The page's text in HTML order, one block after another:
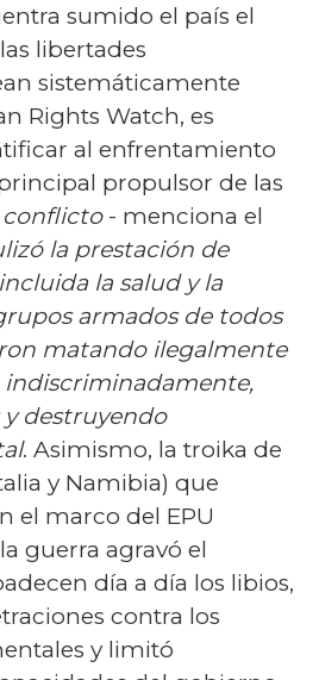
sumido el país el
libertades
sistemáticamente
Rights Watch, es
al enfrentamiento
propulsor de las
conflicto- menciona el
la prestación de
la salud y la
armados de todos
matando ilegalmente
destruyendo
. Asimismo, la troika de
y Namibia) que
el marco del EPU
guerra agravó el
día a día los libios,
contra los
y limitó